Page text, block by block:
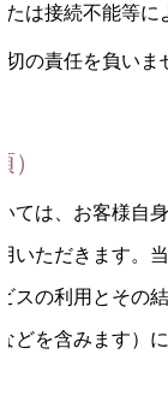
たは接続不能等
の責任を負いま
）
ては、お客様自
いただきます。
スの利用とその
どを含みます）